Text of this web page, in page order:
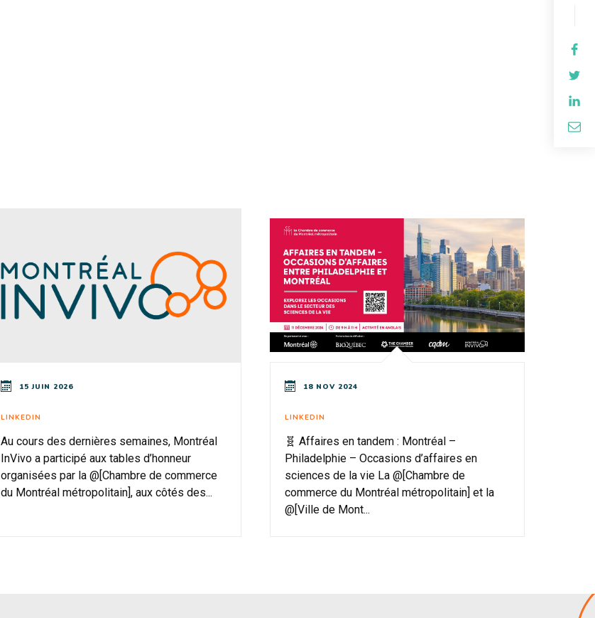
15 JUIN 2026
LINKEDIN
Au cours des dernières semaines, Montréal
InVivo a participé aux tables d’honneur
organisées par la @[Chambre de commerce
du Montréal métropolitain], aux côtés des...
18 NOV 2024
LINKEDIN
🧬 Affaires en tandem : Montréal –
Philadelphie – Occasions d’affaires en
sciences de la vie La @[Chambre de
commerce du Montréal métropolitain] et la
@[Ville de Mont...